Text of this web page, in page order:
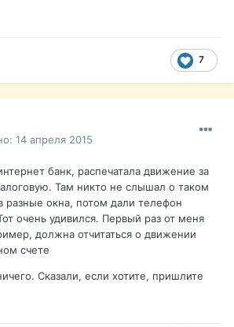
7
14 апреля 2015
банк, распечатала движение за
Там никто не слышал о таком
разные окна, потом дали телефон
очень удивился. Первый раз от меня
должна отчитаться о движении
счете
Сказали, если хотите, пришлите